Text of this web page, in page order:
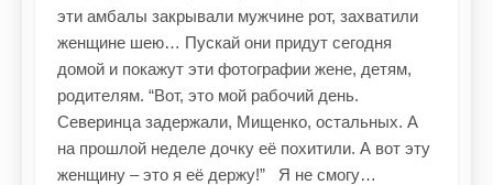
эти амбалы закрывали мужчине рот, захватили
женщине шею… Пускай они придут сегодня
домой и покажут эти фотографии жене, детям,
родителям. “Вот, это мой рабочий день.
Северинца задержали, Мищенко, остальных. А
на прошлой неделе дочку её похитили. А вот эту
женщину – это я её держу!” Я не смогу…